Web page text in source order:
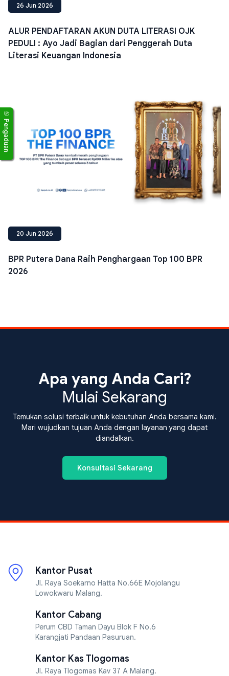
26 Jun 2026
ALUR PENDAFTARAN AKUN DUTA LITERASI OJK
PEDULI : Ayo Jadi Bagian dari Penggerah Duta
Literasi Keuangan Indonesia
20 Jun 2026
BPR Putera Dana Raih Penghargaan Top 100 BPR
2026
Pengaduan
Apa yang Anda Cari?
Mulai Sekarang
Temukan solusi terbaik untuk kebutuhan Anda bersama kami.
Mari wujudkan tujuan Anda dengan layanan yang dapat
diandalkan.
Konsultasi Sekarang
Kantor Pusat
Jl. Raya Soekarno Hatta No.66E Mojolangu
Lowokwaru Malang.
Kantor Cabang
Perum CBD Taman Dayu Blok F No.6
Karangjati Pandaan Pasuruan.
Kantor Kas Tlogomas
Jl. Raya Tlogomas Kav 37 A Malang.